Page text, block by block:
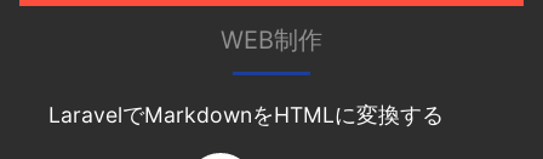
WEB制作
LaravelでMarkdownをHTMLに変換する